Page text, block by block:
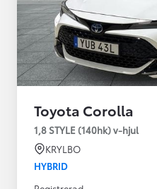
Toyota Corolla
1,8 STYLE (140hk) v-hjul
KRYLBO
HYBRID